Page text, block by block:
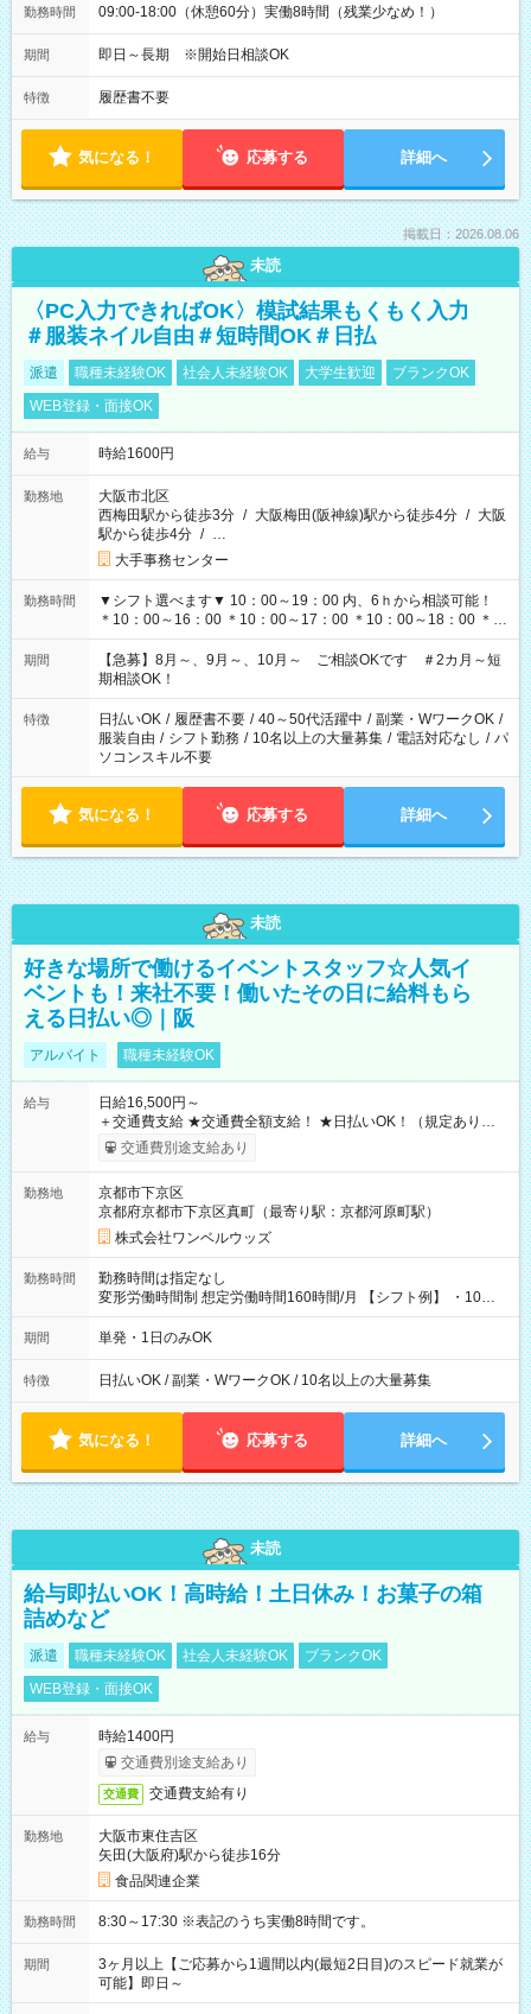
勤務時間 09:00-18:00（休憩60分）実働8時間（残業少なめ！）
期間 即日～長期 ※開始日相談OK
特徴 履歴書不要
気になる！ 応募する 詳細へ
掲載日：2026.08.06
未読
〈PC入力できればOK〉模試結果もくもく入力
＃服装ネイル自由＃短時間OK＃日払
派遣 職種未経験OK 社会人未経験OK 大学生歓迎
ブランクOK
WEB登録・面接OK
給与 時給1600円
勤務地
大阪市北区
西梅田駅から徒歩3分 / 大阪梅田(阪神線)駅から徒歩4分 / 大阪
駅から徒歩4分 / …
大手事務センター
勤務時間
▼シフト選べます▼ 10：00～19：00 内、6ｈから相談可能！
＊10：00～16：00 ＊10：00～17：00 ＊10：00～18：00 ＊
11：00～19：00 ＊12：00～19：00 ＊13：00～19：00
期間
【急募】8月～、9月～、10月～ ご相談OKです ＃2カ月～短
期相談OK！
特徴 日払いOK / 履歴書不要 / 40～50代活躍中 / 副業・WワークOK /
服装自由 / シフト勤務 / 10名以上の大量募集 / 電話対応なし / パ
ソコンスキル不要
気になる！ 応募する 詳細へ
未読
好きな場所で働けるイベントスタッフ☆人気イ
ベントも！来社不要！働いたその日に給料もら
える日払い◎｜阪
アルバイト 職種未経験OK
給与
日給16,500円～
＋交通費支給 ★交通費全額支給！ ★日払いOK！（規定あり） ┗
働いたその日に現金GET♪ お仕事後はコンビニATMから 日払
交通費別途支給あり
勤務地
京都市下京区
京都府京都市下京区真町（最寄り駅：京都河原町駅）
株式会社ワンベルウッズ
勤務時間
勤務時間は指定なし
変形労働時間制 想定労働時間160時間/月 【シフト例】 ・10：
00～20：00
期間 単発・1日のみOK
特徴 日払いOK / 副業・WワークOK / 10名以上の大量募集
気になる！ 応募する 詳細へ
未読
給与即払いOK！高時給！土日休み！お菓子の箱
詰めなど
派遣 職種未経験OK 社会人未経験OK
ブランクOK
WEB登録・面接OK
給与
時給1400円
交通費別途支給あり
交通費 交通費支給有り
勤務地
大阪市東住吉区
矢田(大阪府)駅から徒歩16分
食品関連企業
勤務時間 8:30～17:30 ※表記のうち実働8時間です。
期間
3ヶ月以上【ご応募から1週間以内(最短2日目)のスピード就業が
可能】即日～